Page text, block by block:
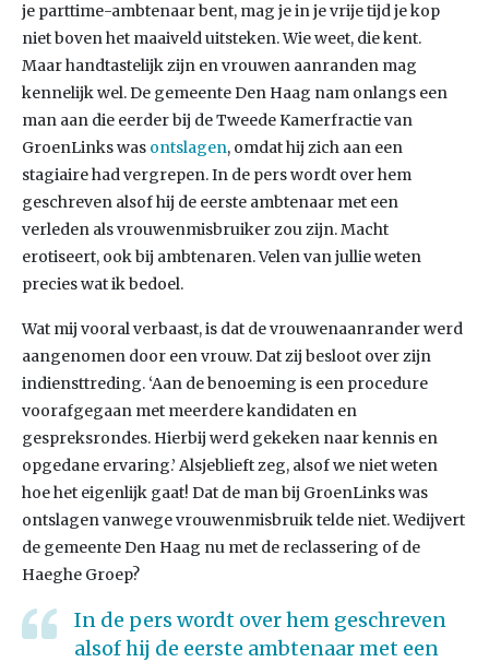
je parttime-ambtenaar bent, mag je in je vrije tijd je kop
niet boven het maaiveld uitsteken. Wie weet, die kent.
Maar handtastelijk zijn en vrouwen aanranden mag
kennelijk wel. De gemeente Den Haag nam onlangs een
man aan die eerder bij de Tweede Kamerfractie van
GroenLinks was ontslagen, omdat hij zich aan een
stagiaire had vergrepen. In de pers wordt over hem
geschreven alsof hij de eerste ambtenaar met een
verleden als vrouwenmisbruiker zou zijn. Macht
erotiseert, ook bij ambtenaren. Velen van jullie weten
precies wat ik bedoel.
Wat mij vooral verbaast, is dat de vrouwenaanrander werd
aangenomen door een vrouw. Dat zij besloot over zijn
indiensttreding. ‘Aan de benoeming is een procedure
voorafgegaan met meerdere kandidaten en
gespreksrondes. Hierbij werd gekeken naar kennis en
opgedane ervaring.’ Alsjeblieft zeg, alsof we niet weten
hoe het eigenlijk gaat! Dat de man bij GroenLinks was
ontslagen vanwege vrouwenmisbruik telde niet. Wedijvert
de gemeente Den Haag nu met de reclassering of de
Haeghe Groep?
In de pers wordt over hem geschreven
alsof hij de eerste ambtenaar met een